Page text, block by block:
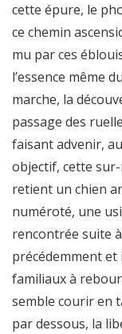
cette épure, le
ce chemin
mu par ces
l’essence même
marche, la
passage des
faisant advenir,
objectif, cette
retient un chien
numéroté, une
rencontrée suite
précédemment
familiaux à
semble courir en
par dessous, la